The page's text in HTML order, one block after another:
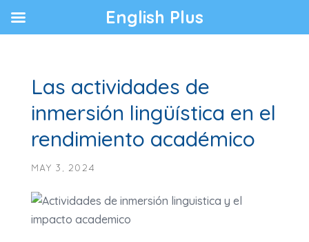
Las actividades de
inmersión lingüística en el
rendimiento académico
MAY 3, 2024
English Plus